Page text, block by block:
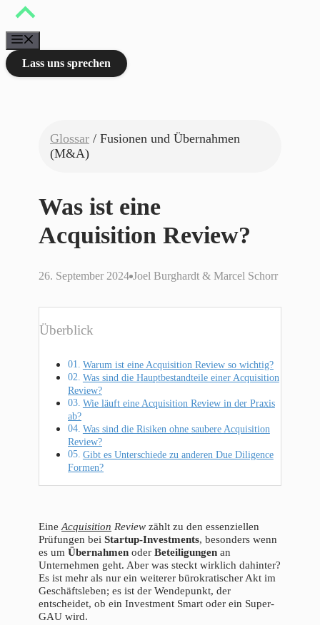
Zum
springen
Lass uns sprechen
Glossar / Fusionen und Übernahmen
(M&A)
Was ist eine
Acquisition Review?
26. September 2024 Joel Burghardt & Marcel Schorr
Überblick
Warum ist eine Acquisition Review so wichtig?
Was sind die Hauptbestandteile einer Acquisition
Review?
Wie läuft eine Acquisition Review in der Praxis
ab?
Was sind die Risiken ohne saubere Acquisition
Review?
Gibt es Unterschiede zu anderen Due Diligence
Formen?
Eine Acquisition Review zählt zu den essenziellen
Prüfungen bei Startup-Investments, besonders wenn
es um Übernahmen oder Beteiligungen an
Unternehmen geht. Aber was steckt wirklich dahinter?
Es ist mehr als nur ein weiterer bürokratischer Akt im
Geschäftsleben; es ist der Wendepunkt, der
entscheidet, ob ein Investment Smart oder ein Super-
GAU wird.